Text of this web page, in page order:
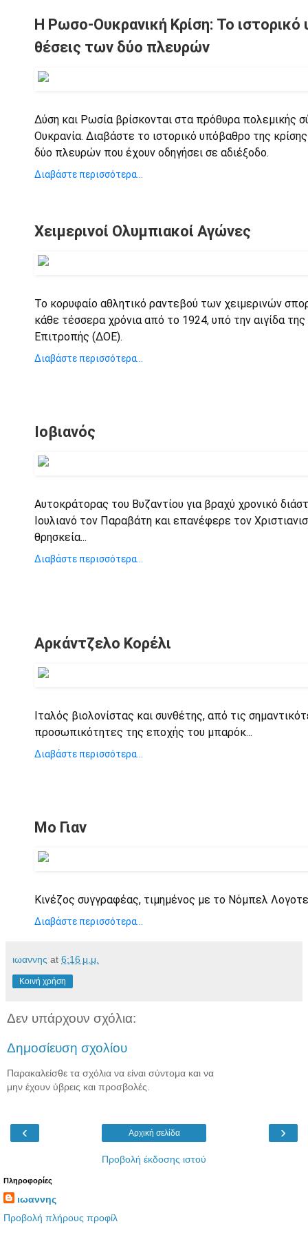
Η Ρωσο-Ουκρανική Κρίση: Το ιστορικό
θέσεις των δύο πλευρών
Δύση και Ρωσία βρίσκονται στα πρόθυρα πολεμικής
Ουκρανία. Διαβάστε το ιστορικό υπόβαθρο της
δύο πλευρών που έχουν οδηγήσει σε αδιέξοδο.
Διαβάστε περισσότερα...
Χειμερινοί Ολυμπιακοί Αγώνες
Το κορυφαίο αθλητικό ραντεβού των χειμερινών
κάθε τέσσερα χρόνια από το 1924, υπό την αιγίδα
Επιτροπής (ΔΟΕ).
Διαβάστε περισσότερα...
Ιοβιανός
Αυτοκράτορας του Βυζαντίου για βραχύ χρονικό
Ιουλιανό τον Παραβάτη και επανέφερε τον
θρησκεία...
Διαβάστε περισσότερα...
Αρκάντζελο Κορέλι
Ιταλός βιολονίστας και συνθέτης, από τις
προσωπικότητες της εποχής του μπαρόκ...
Διαβάστε περισσότερα...
Μο Γιαν
Κινέζος συγγραφέας, τιμημένος με το Νόμπελ
Διαβάστε περισσότερα...
ιωαννης at 6:16 μ.μ.
Κοινή χρήση
Δεν υπάρχουν σχόλια:
Δημοσίευση σχολίου
Παρακαλείσθε τα σχόλια να είναι σύντομα και να
μην έχουν ύβρεις και προσβολές.
‹ ›
Αρχική σελίδα
Προβολή έκδοσης ιστού
Πληροφορίες
ιωαννης
Προβολή πλήρους προφίλ